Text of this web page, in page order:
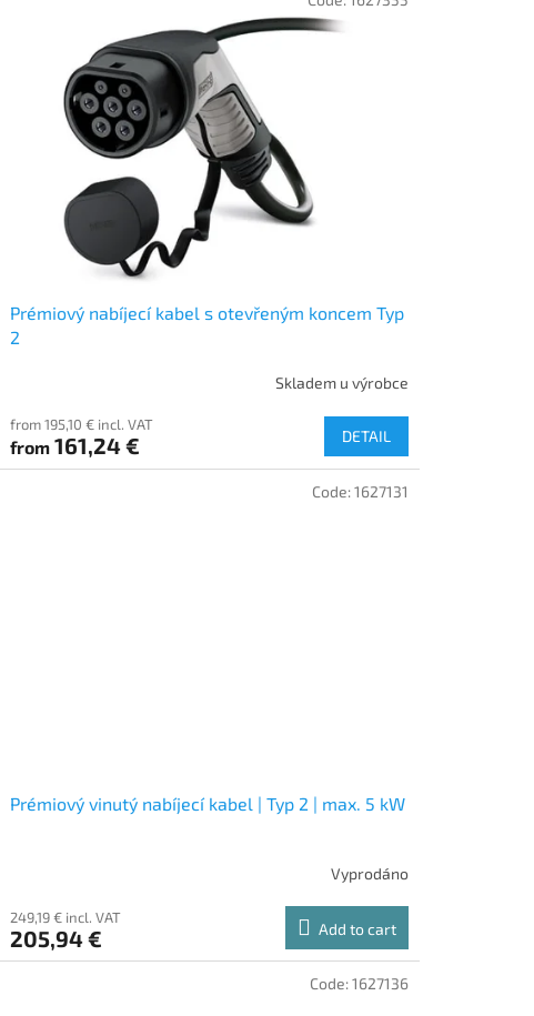
Prémiový nabíjecí kabel s otevřeným koncem Typ
2
Skladem u výrobce
from 195,10 € incl. VAT
from161,24 € DETAIL
Prémiový vinutý nabíjecí kabel | Typ 2 | max. 5 kW
Vyprodáno
249,19 € incl. VAT
205,94 € Add to cart
Code:1627131
Code:1627136